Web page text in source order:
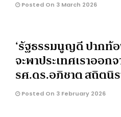
Posted On 3 March 2026
‘รัฐธรรมนูญดี ปากท้
จะพาประเทศเราออก
รศ.ดร.อภิชาต สถิตนิ
Posted On 3 February 2026